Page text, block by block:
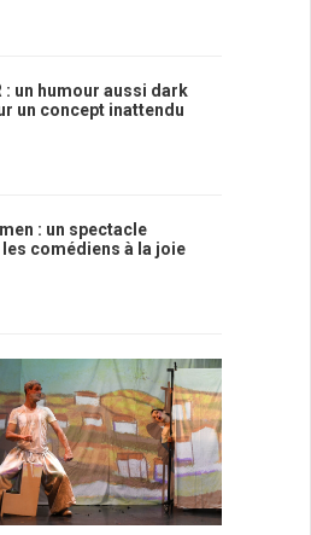
: un humour aussi dark
un concept inattendu
: un spectacle
comédiens à la joie